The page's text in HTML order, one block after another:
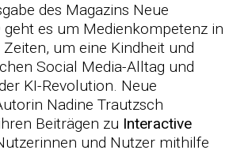
des Magazins Neue
es um Medienkompetenz in
um eine Kindheit und
Social Media-Alltag und
KI-Revolution. Neue
Nadine Trautzsch
Beiträgen zu Interactive
und Nutzer mithilfe